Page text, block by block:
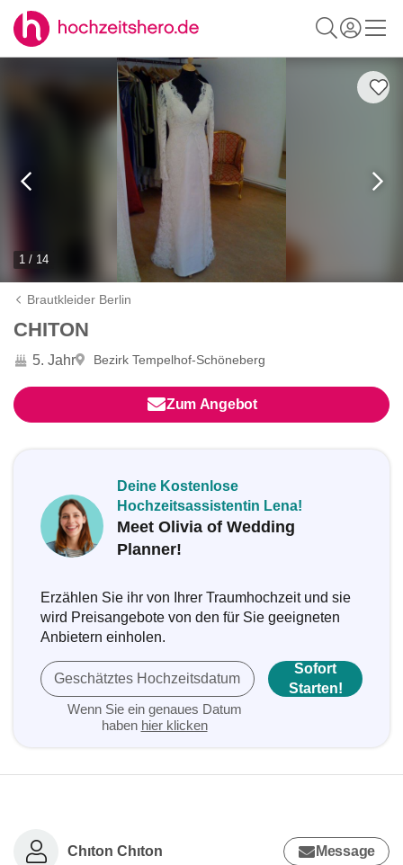
1 / 14
Brautkleider Berlin
CHITON
5. Jahr Bezirk Tempelhof-Schöneberg
Zum Angebot
Deine Kostenlose
Hochzeitsassistentin Lena!
Meet Olivia of Wedding
Planner!
Erzählen Sie ihr von Ihrer Traumhochzeit und sie
wird Preisangebote von den für Sie geeigneten
Anbietern einholen.
Geschätztes Hochzeitsdatum
Wenn Sie ein genaues Datum
haben hier klicken
Sofort
Starten!
Chıton Chıton Message